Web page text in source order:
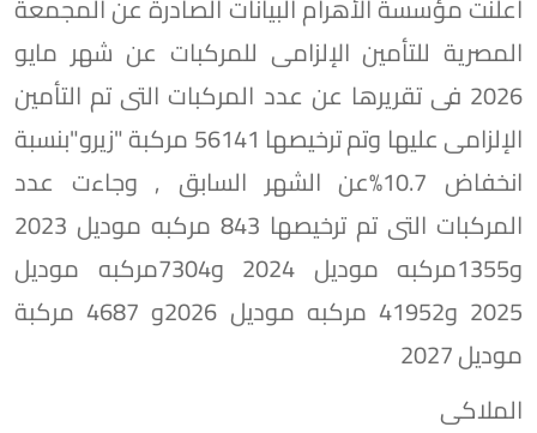
أعلنت مؤسسة الأهرام البيانات الصادرة عن المجمعة
المصرية للتأمين الإلزامى للمركبات عن شهر مايو
2026 فى تقريرها عن عدد المركبات التى تم التأمين
الإلزامى عليها وتم ترخيصها 56141 مركبة "زيرو"بنسبة
انخفاض 10.7%عن الشهر السابق , وجاءت عدد
المركبات التى تم ترخيصها 843 مركبه موديل 2023
و1355مركبه موديل 2024 و7304مركبه موديل
2025 و41952 مركبه موديل 2026و 4687 مركبة
موديل 2027
الملاكى